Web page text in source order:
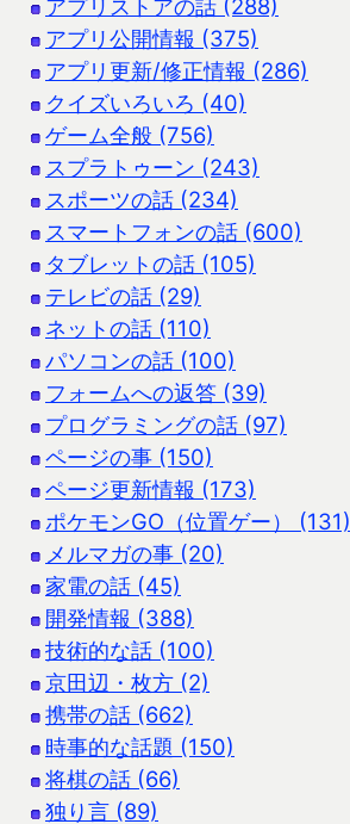
アプリストアの話 (288)
アプリ公開情報 (375)
アプリ更新/修正情報 (286)
クイズいろいろ (40)
ゲーム全般 (756)
スプラトゥーン (243)
スポーツの話 (234)
スマートフォンの話 (600)
タブレットの話 (105)
テレビの話 (29)
ネットの話 (110)
パソコンの話 (100)
フォームへの返答 (39)
プログラミングの話 (97)
ページの事 (150)
ページ更新情報 (173)
ポケモンGO（位置ゲー） (131)
メルマガの事 (20)
家電の話 (45)
開発情報 (388)
技術的な話 (100)
京田辺・枚方 (2)
携帯の話 (662)
時事的な話題 (150)
将棋の話 (66)
独り言 (89)